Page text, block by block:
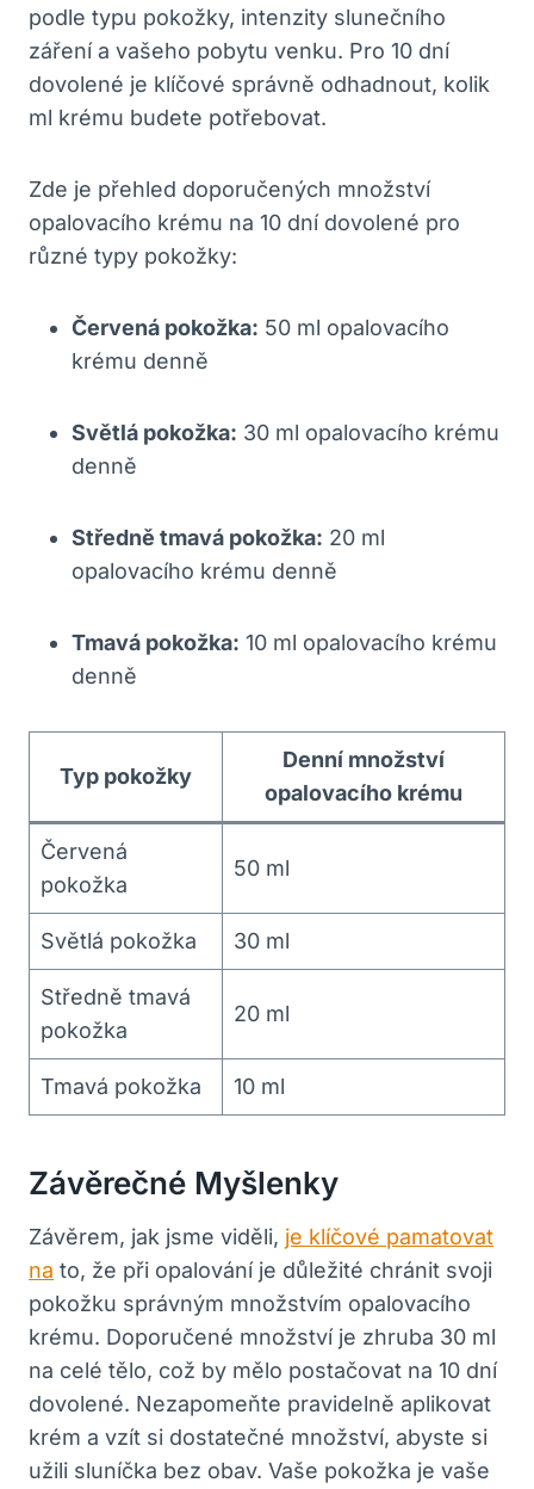
podle typu pokožky, intenzity slunečního
záření a vašeho pobytu venku. Pro 10 dní
dovolené je klíčové správně odhadnout, kolik
ml krému budete potřebovat.
Zde je přehled doporučených množství
opalovacího krému na 10 dní dovolené pro
různé typy pokožky:
Červená pokožka: 50 ml opalovacího
krému denně
Světlá pokožka: 30 ml opalovacího krému
denně
Středně tmavá pokožka: 20 ml
opalovacího krému denně
Tmavá pokožka: 10 ml opalovacího krému
denně
Typ pokožky
Denní množství
opalovacího krému
Červená
pokožka
50 ml
Světlá pokožka 30 ml
Středně tmavá
pokožka
20 ml
Tmavá pokožka 10 ml
Závěrečné Myšlenky
Závěrem, jak jsme viděli, je klíčové pamatovat
na to, že při opalování je důležité chránit svoji
pokožku správným množstvím opalovacího
krému. Doporučené množství je zhruba 30 ml
na celé tělo, což by mělo postačovat na 10 dní
dovolené. Nezapomeňte pravidelně aplikovat
krém a vzít si dostatečné množství, abyste si
užili sluníčka bez obav. Vaše pokožka je vaše